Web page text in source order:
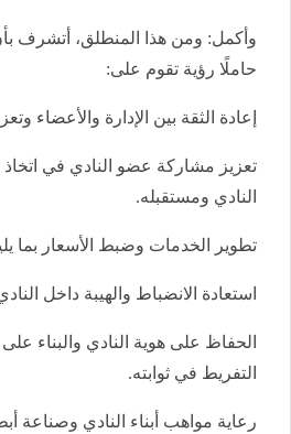
وأكمل: ومن هذا المنطلق، أتشرف
حاملًا رؤية تقوم على:
إعادة الثقة بين الإدارة والأعضاء
تعزيز مشاركة عضو النادي في
النادي ومستقبله.
تطوير الخدمات وضبط الأسعار بما
استعادة الانضباط والهيبة داخل
الحفاظ على هوية النادي والبناء
التفريط في ثوابته.
رعاية مواهب أبناء النادي وصناعة